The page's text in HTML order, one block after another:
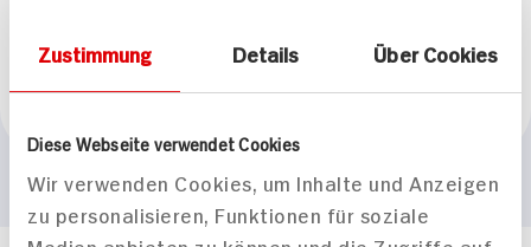
Zustimmung Details Über Cookies
Diese Webseite verwendet Cookies
Wir verwenden Cookies, um Inhalte und Anzeigen
zu personalisieren, Funktionen für soziale
Marke